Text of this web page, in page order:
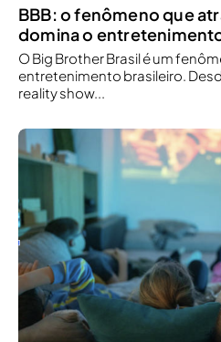
BBB: o fenômeno que
domina o
O Big Brother Brasil é um
entretenimento brasileiro.
reality show...